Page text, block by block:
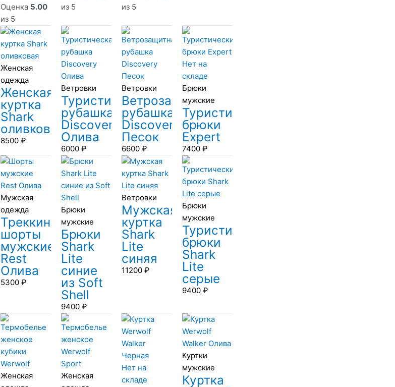
Оценка 5.00
из 5
из 5
из 5
Женская
одежда
Женская
куртка
Shark
оливковая
8500 ₽
Ветровки
Туристическая
рубашка
Discovery
Олива
6000 ₽
Ветровки
Ветрозащитная
рубашка
Discovery
Песок
6600 ₽
Нет на
складе
Брюки
мужские
Туристические
брюки
Expert
7400 ₽
Мужская
одежда
Треккинговые
шорты
мужские
Rest
Олива
5300 ₽
Брюки
мужские
Брюки
Shark
Lite
синие
из Soft
Shell
9400 ₽
Ветровки
Мужская
куртка
Shark
Lite
синяя
11200 ₽
Брюки
мужские
Туристические
брюки
Shark
Lite
серые
9400 ₽
Женская
Женская
Нет на
складе
Куртки
мужские
Куртка